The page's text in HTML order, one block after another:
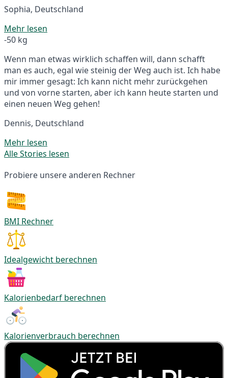
Sophia, Deutschland
Mehr lesen
-50 kg
Wenn man etwas wirklich schaffen will, dann schafft
man es auch, egal wie steinig der Weg auch ist. Ich habe
mir immer gesagt: Ich kann nicht mehr zurückgehen
und von vorne starten, aber ich kann heute starten und
einen neuen Weg gehen!
Dennis, Deutschland
Mehr lesen
Alle Stories lesen
Probiere unsere anderen Rechner
BMI Rechner
Idealgewicht berechnen
Kalorienbedarf berechnen
Kalorienverbrauch berechnen